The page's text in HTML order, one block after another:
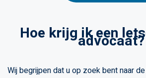
Hoe krijg ik een
advocaat?
Wij begrijpen dat u op zoek bent naar